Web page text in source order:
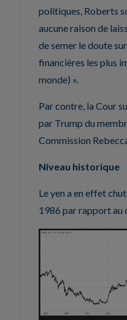
politiques, Roberts
aucune raison de
de semer le doute
financières les plus
monde) ».
Par contre, la Cour
par Trump du
Commission
Niveau historique
Le yen a en effet
1986 par rapport au